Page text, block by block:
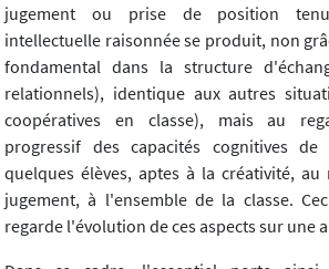
jugement ou prise de position
intellectuelle raisonnée se produit, non
fondamental dans la structure
relationnels), identique aux autres
coopératives en classe), mais au
progressif des capacités cognitives
quelques élèves, aptes à la créativité,
jugement, à l'ensemble de la classe.
regarde l'évolution de ces aspects sur une